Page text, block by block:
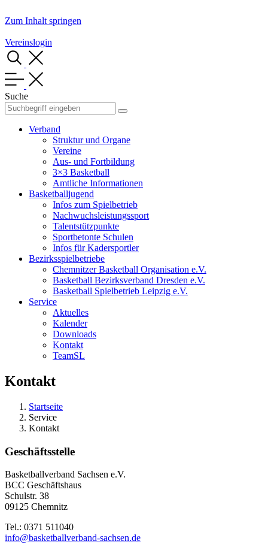
Zum Inhalt springen
Vereinslogin
Suche
Verband
Struktur und Organe
Vereine
Aus- und Fortbildung
3×3 Basketball
Amtliche Informationen
Basketballjugend
Infos zum Spielbetrieb
Nachwuchsleistungssport
Talentstützpunkte
Sportbetonte Schulen
Infos für Kadersportler
Bezirksspielbetriebe
Chemnitzer Basketball Organisation e.V.
Basketball Bezirksverband Dresden e.V.
Basketball Spielbetrieb Leipzig e.V.
Service
Aktuelles
Kalender
Downloads
Kontakt
TeamSL
Kontakt
Startseite
Service
Kontakt
Geschäftsstelle
Basketballverband Sachsen e.V.
BCC Geschäftshaus
Schulstr. 38
09125 Chemnitz
Tel.: 0371 511040
info@basketballverband-sachsen.de